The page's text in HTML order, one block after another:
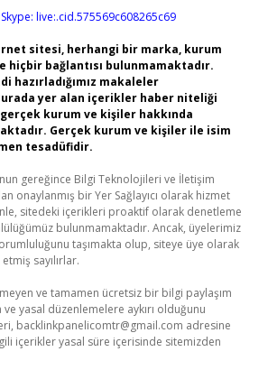
Skype: live:.cid.575569c608265c69
sitesi, herhangi bir marka, kurum
hiçbir bağlantısı bulunmamaktadır.
hazırladığımız makaleler
yer alan içerikler haber niteliği
kurum ve kişiler hakkında
Gerçek kurum ve kişiler ile isim
tesadüfidir.
gereğince Bilgi Teknolojileri ve İletişim
onaylanmış bir Yer Sağlayıcı olarak hizmet
sitedeki içerikleri proaktif olarak denetleme
bulunmamaktadır. Ancak, üyelerimiz
taşımakta olup, siteye üye olarak
sayılırlar.
ve tamamen ücretsiz bir bilgi paylaşım
yasal düzenlemelere aykırı olduğunu
backlinkpanelicomtr@gmail.com adresine
içerikler yasal süre içerisinde sitemizden